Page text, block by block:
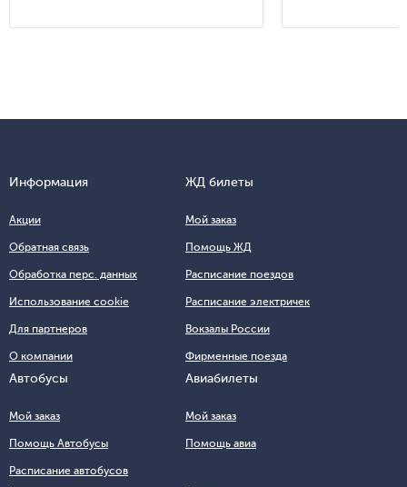
Информация
Акции
Обратная связь
Обработка перс. данных
Использование cookie
Для партнеров
О компании
ЖД билеты
Мой заказ
Помощь ЖД
Расписание поездов
Расписание электричек
Вокзалы России
Фирменные поезда
Автобусы
Мой заказ
Помощь Автобусы
Расписание автобусов
Авиабилеты
Мой заказ
Помощь авиа